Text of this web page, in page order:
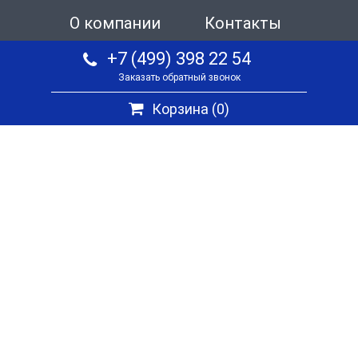
О компании
Контакты
+7 (499) 398 22 54
Заказать обратный звонок
Корзина (0)